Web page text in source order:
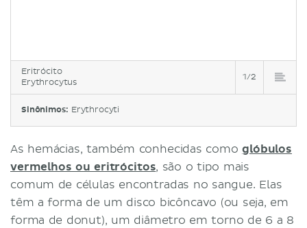
Eritrócito
Erythrocytus
1/2
Sinônimos: Erythrocyti
As hemácias, também conhecidas comoglóbulos
vermelhos ou eritrócitos, são o tipo mais
comum de células encontradas no sangue. Elas
têm a forma de um disco bicôncavo (ou seja, em
forma de donut), um diâmetro em torno de 6 a 8